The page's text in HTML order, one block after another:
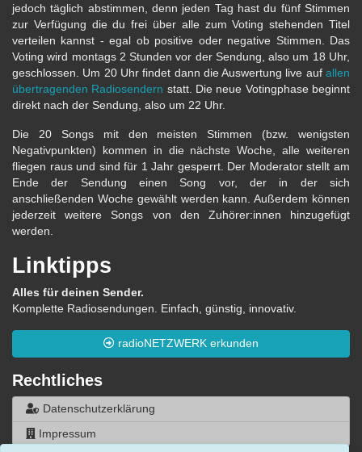
jedoch täglich abstimmen, denn jeden Tag hast du fünf Stimmen
zur Verfügung die du frei über alle zum Voting stehenden Titel
verteilen kannst - egal ob positive oder negative Stimmen. Das
Voting wird montags 2 Stunden vor der Sendung, also um 18 Uhr,
geschlossen. Um 20 Uhr findet dann die Auswertung live auf allen
übertragenden Radiosendern statt. Die neue Votingphase beginnt
direkt nach der Sendung, also um 22 Uhr.
Die 20 Songs mit den meisten Stimmen (bzw. wenigsten
Negativpunkten) kommen in die nächste Woche, alle weiteren
fliegen raus und sind für 1 Jahr gesperrt. Der Moderator stellt am
Ende der Sendung einen Song vor, der in der sich
anschließenden Woche gewählt werden kann. Außerdem können
jederzeit weitere Songs von den Zuhörer:innen hinzugefügt
werden.
Linktipps
Alles für deinen Sender.
Komplette Radiosendungen. Einfach, günstig, innovativ.
radioNETZWERK erkunden
Rechtliches
Datenschutzerklärung
Impressum